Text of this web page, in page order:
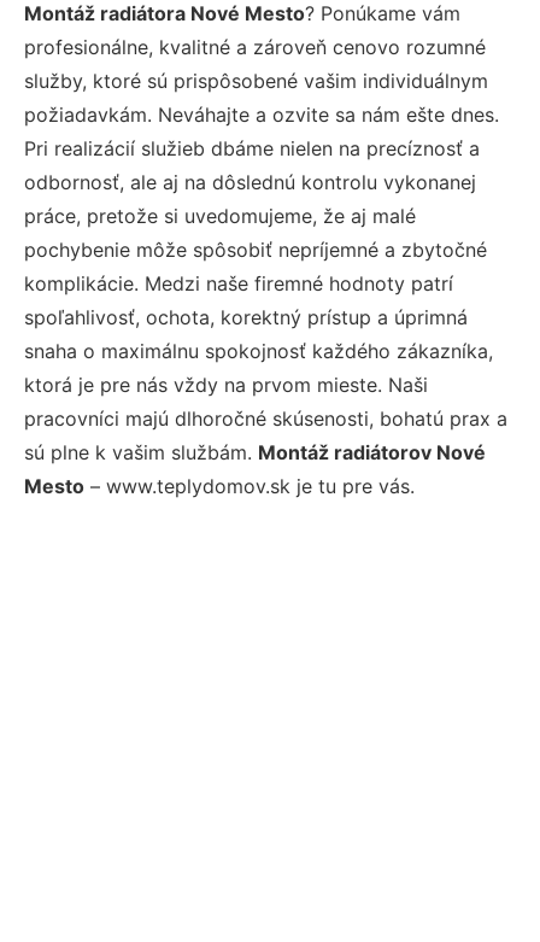
Montáž radiátora Nové Mesto? Ponúkame vám
profesionálne, kvalitné a zároveň cenovo rozumné
služby, ktoré sú prispôsobené vašim individuálnym
požiadavkám. Neváhajte a ozvite sa nám ešte dnes.
Pri realizácií služieb dbáme nielen na precíznosť a
odbornosť, ale aj na dôslednú kontrolu vykonanej
práce, pretože si uvedomujeme, že aj malé
pochybenie môže spôsobiť nepríjemné a zbytočné
komplikácie. Medzi naše firemné hodnoty patrí
spoľahlivosť, ochota, korektný prístup a úprimná
snaha o maximálnu spokojnosť každého zákazníka,
ktorá je pre nás vždy na prvom mieste. Naši
pracovníci majú dlhoročné skúsenosti, bohatú prax a
sú plne k vašim službám. Montáž radiátorov Nové
Mesto – www.teplydomov.sk je tu pre vás.